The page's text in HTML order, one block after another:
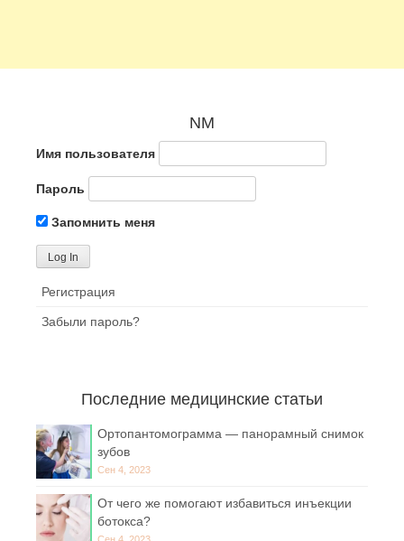
NM
Имя пользователя
Пароль
Запомнить меня
Регистрация
Забыли пароль?
Последние медицинские статьи
Ортопантомограмма — панорамный снимок
зубов
Сен 4, 2023
От чего же помогают избавиться инъекции
ботокса?